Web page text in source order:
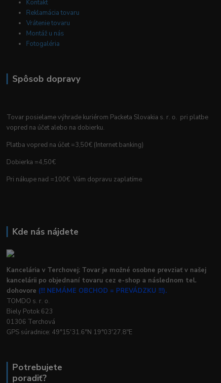
Kontakt
Reklamácia tovaru
Vrátenie tovaru
Montáž u nás
Fotogaléria
Spôsob dopravy
Tovar posielame výhrade kuriérom Packeta Slovakia s. r. o. pri platbe
vopred na účet alebo na dobierku.
Platba vopred na účet =3,50€ (Internet banking)
Dobierka =4,50€
Pri nákupe nad =100€ Vám dopravu zaplatíme
Kde nás nájdete
Kancelária v Terchovej: Tovar je možné osobne prevziať v našej
kancelárii po objednaní tovaru cez e-shop a následnom tel.
dohovore (!!! NEMÁME OBCHOD = PREVÁDZKU !!!).
TOMDO s. r. o.
Biely Potok 623
01306 Terchová
GPS súradnice: 49°15'31.6"N 19°03'27.8"E
Potrebujete
poradiť?